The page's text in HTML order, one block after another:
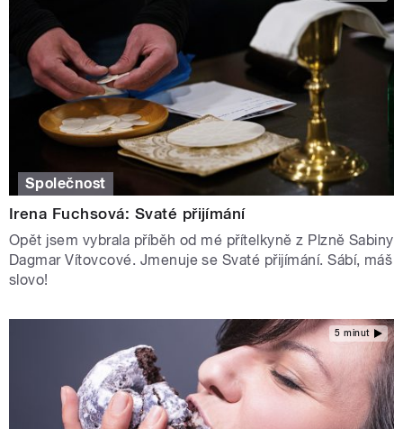
Společnost
Irena Fuchsová: Svaté přijímání
Opět jsem vybrala příběh od mé přítelkyně z Plzně Sabiny
Dagmar Vítovcové. Jmenuje se Svaté přijímání. Sábí, máš
slovo!
5 minut